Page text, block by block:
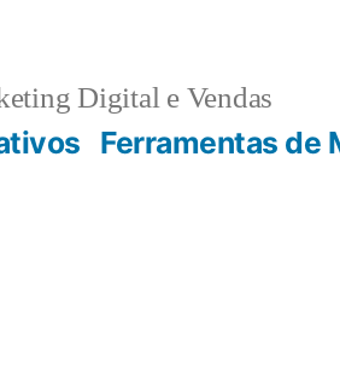
Digital e Vendas
Ferramentas de